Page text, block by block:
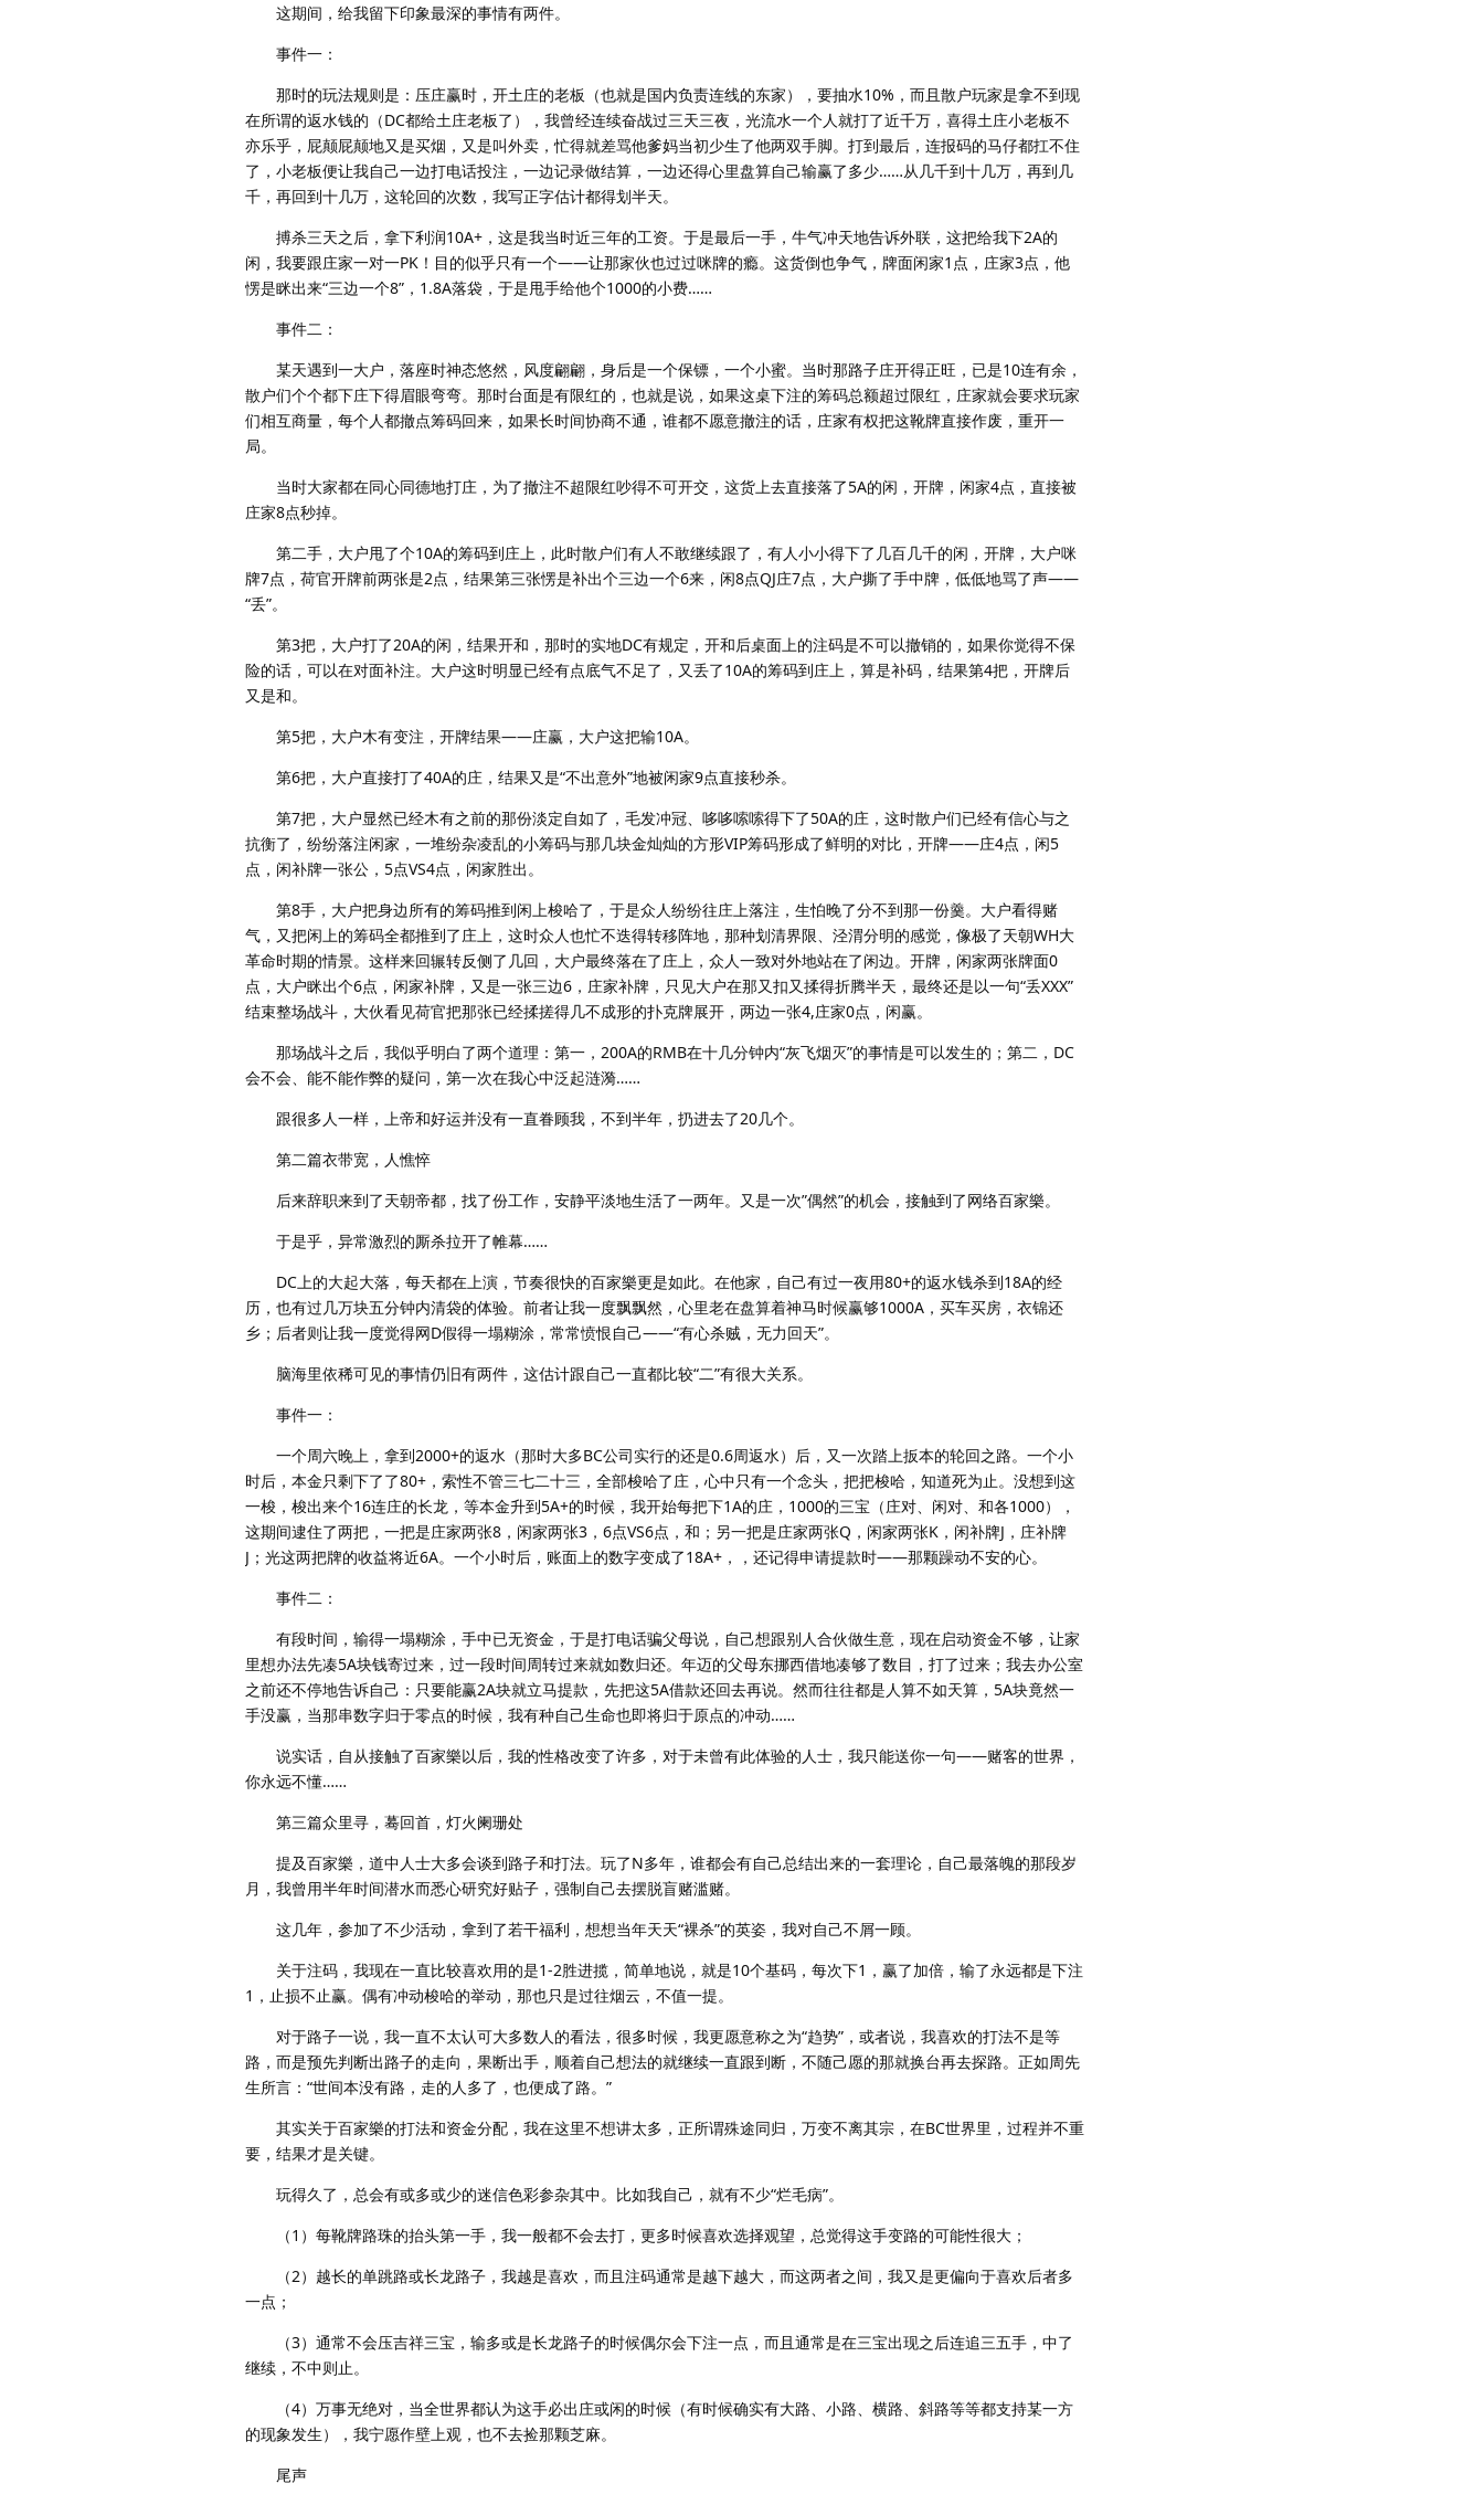
这期间，给我留下印象最深的事情有两件。
事件一：
那时的玩法规则是：压庄赢时，开土庄的老板（也就是国内负责连线的东家），要抽水10%，而且散户玩家是拿不到现
在所谓的返水钱的（DC都给土庄老板了），我曾经连续奋战过三天三夜，光流水一个人就打了近千万，喜得土庄小老板不
亦乐乎，屁颠屁颠地又是买烟，又是叫外卖，忙得就差骂他爹妈当初少生了他两双手脚。打到最后，连报码的马仔都扛不住
了，小老板便让我自己一边打电话投注，一边记录做结算，一边还得心里盘算自己输赢了多少……从几千到十几万，再到几
千，再回到十几万，这轮回的次数，我写正字估计都得划半天。
搏杀三天之后，拿下利润10A+，这是我当时近三年的工资。于是最后一手，牛气冲天地告诉外联，这把给我下2A的
闲，我要跟庄家一对一PK！目的似乎只有一个——让那家伙也过过咪牌的瘾。这货倒也争气，牌面闲家1点，庄家3点，他
愣是眯出来“三边一个8”，1.8A落袋，于是甩手给他个1000的小费……
事件二：
某天遇到一大户，落座时神态悠然，风度翩翩，身后是一个保镖，一个小蜜。当时那路子庄开得正旺，已是10连有余，
散户们个个都下庄下得眉眼弯弯。那时台面是有限红的，也就是说，如果这桌下注的筹码总额超过限红，庄家就会要求玩家
们相互商量，每个人都撤点筹码回来，如果长时间协商不通，谁都不愿意撤注的话，庄家有权把这靴牌直接作废，重开一
局。
当时大家都在同心同德地打庄，为了撤注不超限红吵得不可开交，这货上去直接落了5A的闲，开牌，闲家4点，直接被
庄家8点秒掉。
第二手，大户甩了个10A的筹码到庄上，此时散户们有人不敢继续跟了，有人小小得下了几百几千的闲，开牌，大户咪
牌7点，荷官开牌前两张是2点，结果第三张愣是补出个三边一个6来，闲8点QJ庄7点，大户撕了手中牌，低低地骂了声——
“丢”。
第3把，大户打了20A的闲，结果开和，那时的实地DC有规定，开和后桌面上的注码是不可以撤销的，如果你觉得不保
险的话，可以在对面补注。大户这时明显已经有点底气不足了，又丢了10A的筹码到庄上，算是补码，结果第4把，开牌后
又是和。
第5把，大户木有变注，开牌结果——庄赢，大户这把输10A。
第6把，大户直接打了40A的庄，结果又是“不出意外”地被闲家9点直接秒杀。
第7把，大户显然已经木有之前的那份淡定自如了，毛发冲冠、哆哆嗦嗦得下了50A的庄，这时散户们已经有信心与之
抗衡了，纷纷落注闲家，一堆纷杂凌乱的小筹码与那几块金灿灿的方形VIP筹码形成了鲜明的对比，开牌——庄4点，闲5
点，闲补牌一张公，5点VS4点，闲家胜出。
第8手，大户把身边所有的筹码推到闲上梭哈了，于是众人纷纷往庄上落注，生怕晚了分不到那一份羹。大户看得赌
气，又把闲上的筹码全都推到了庄上，这时众人也忙不迭得转移阵地，那种划清界限、泾渭分明的感觉，像极了天朝WH大
革命时期的情景。这样来回辗转反侧了几回，大户最终落在了庄上，众人一致对外地站在了闲边。开牌，闲家两张牌面0
点，大户眯出个6点，闲家补牌，又是一张三边6，庄家补牌，只见大户在那又扣又揉得折腾半天，最终还是以一句“丢XXX”
结束整场战斗，大伙看见荷官把那张已经揉搓得几不成形的扑克牌展开，两边一张4,庄家0点，闲赢。
那场战斗之后，我似乎明白了两个道理：第一，200A的RMB在十几分钟内“灰飞烟灭”的事情是可以发生的；第二，DC
会不会、能不能作弊的疑问，第一次在我心中泛起涟漪……
跟很多人一样，上帝和好运并没有一直眷顾我，不到半年，扔进去了20几个。
第二篇衣带宽，人憔悴
后来辞职来到了天朝帝都，找了份工作，安静平淡地生活了一两年。又是一次”偶然”的机会，接触到了网络百家樂。
于是乎，异常激烈的厮杀拉开了帷幕……
DC上的大起大落，每天都在上演，节奏很快的百家樂更是如此。在他家，自己有过一夜用80+的返水钱杀到18A的经
历，也有过几万块五分钟内清袋的体验。前者让我一度飘飘然，心里老在盘算着神马时候赢够1000A，买车买房，衣锦还
乡；后者则让我一度觉得网D假得一塌糊涂，常常愤恨自己——“有心杀贼，无力回天”。
脑海里依稀可见的事情仍旧有两件，这估计跟自己一直都比较“二”有很大关系。
事件一：
一个周六晚上，拿到2000+的返水（那时大多BC公司实行的还是0.6周返水）后，又一次踏上扳本的轮回之路。一个小
时后，本金只剩下了了80+，索性不管三七二十三，全部梭哈了庄，心中只有一个念头，把把梭哈，知道死为止。没想到这
一梭，梭出来个16连庄的长龙，等本金升到5A+的时候，我开始每把下1A的庄，1000的三宝（庄对、闲对、和各1000），
这期间逮住了两把，一把是庄家两张8，闲家两张3，6点VS6点，和；另一把是庄家两张Q，闲家两张K，闲补牌J，庄补牌
J；光这两把牌的收益将近6A。一个小时后，账面上的数字变成了18A+，，还记得申请提款时——那颗躁动不安的心。
事件二：
有段时间，输得一塌糊涂，手中已无资金，于是打电话骗父母说，自己想跟别人合伙做生意，现在启动资金不够，让家
里想办法先凑5A块钱寄过来，过一段时间周转过来就如数归还。年迈的父母东挪西借地凑够了数目，打了过来；我去办公室
之前还不停地告诉自己：只要能赢2A块就立马提款，先把这5A借款还回去再说。然而往往都是人算不如天算，5A块竟然一
手没赢，当那串数字归于零点的时候，我有种自己生命也即将归于原点的冲动……
说实话，自从接触了百家樂以后，我的性格改变了许多，对于未曾有此体验的人士，我只能送你一句——赌客的世界，
你永远不懂……
第三篇众里寻，蓦回首，灯火阑珊处
提及百家樂，道中人士大多会谈到路子和打法。玩了N多年，谁都会有自己总结出来的一套理论，自己最落魄的那段岁
月，我曾用半年时间潜水而悉心研究好贴子，强制自己去摆脱盲赌滥赌。
这几年，参加了不少活动，拿到了若干福利，想想当年天天“裸杀”的英姿，我对自己不屑一顾。
关于注码，我现在一直比较喜欢用的是1-2胜进揽，简单地说，就是10个基码，每次下1，赢了加倍，输了永远都是下注
1，止损不止赢。偶有冲动梭哈的举动，那也只是过往烟云，不值一提。
对于路子一说，我一直不太认可大多数人的看法，很多时候，我更愿意称之为“趋势”，或者说，我喜欢的打法不是等
路，而是预先判断出路子的走向，果断出手，顺着自己想法的就继续一直跟到断，不随己愿的那就换台再去探路。正如周先
生所言：“世间本没有路，走的人多了，也便成了路。”
其实关于百家樂的打法和资金分配，我在这里不想讲太多，正所谓殊途同归，万变不离其宗，在BC世界里，过程并不重
要，结果才是关键。
玩得久了，总会有或多或少的迷信色彩参杂其中。比如我自己，就有不少“烂毛病”。
（1）每靴牌路珠的抬头第一手，我一般都不会去打，更多时候喜欢选择观望，总觉得这手变路的可能性很大；
（2）越长的单跳路或长龙路子，我越是喜欢，而且注码通常是越下越大，而这两者之间，我又是更偏向于喜欢后者多
一点；
（3）通常不会压吉祥三宝，输多或是长龙路子的时候偶尔会下注一点，而且通常是在三宝出现之后连追三五手，中了
继续，不中则止。
（4）万事无绝对，当全世界都认为这手必出庄或闲的时候（有时候确实有大路、小路、横路、斜路等等都支持某一方
的现象发生），我宁愿作壁上观，也不去捡那颗芝麻。
尾声